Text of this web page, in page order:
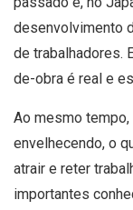
desenvolvimento
de trabalhadores.
de-obra é real e
Ao mesmo
envelhecendo, o
atrair e reter
importantes